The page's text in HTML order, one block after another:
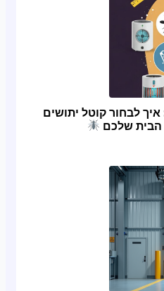
לבחור קוטל יתושים
שלכם